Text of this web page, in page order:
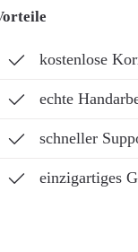
kostenlose
echte
schneller
einzigartiges